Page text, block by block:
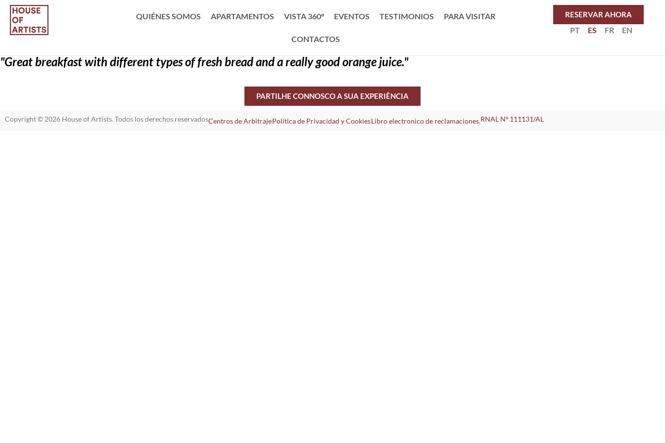
QUIÉNES SOMOS APARTAMENTOS VISTA 360º EVENTOS TESTIMONIOS PARA VISITAR
CONTACTOS
RESERVAR AHORA
PT ES FR EN
"Great breakfast with different types of fresh bread and a really good orange juice."
PARTILHE CONNOSCO A SUA EXPERIÊNCIA
Copyright © 2026 House of Artists. Todos los derechos reservadosCentros de ArbitrajePolítica de Privacidad y CookiesLibro electronico de reclamaciones.RNAL Nº 111131/AL